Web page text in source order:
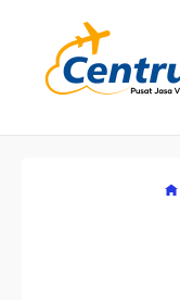
Explore
Explore